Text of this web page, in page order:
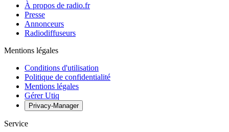
À propos de radio.fr
Presse
Annonceurs
Radiodiffuseurs
Mentions légales
Conditions d'utilisation
Politique de confidentialité
Mentions légales
Gérer Utiq
Privacy-Manager
Service